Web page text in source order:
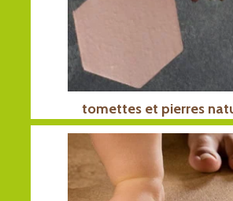
tomettes et pierres